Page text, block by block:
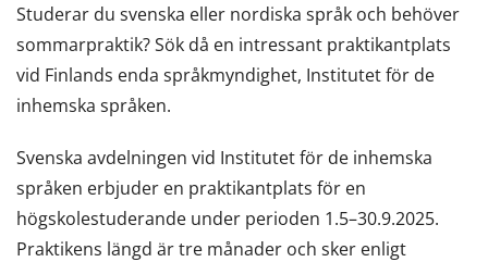
Studerar du svenska eller nordiska språk och behöver
sommarpraktik? Sök då en intressant praktikantplats
vid Finlands enda språkmyndighet, Institutet för de
inhemska språken.
Svenska avdelningen vid Institutet för de inhemska
språken erbjuder en praktikantplats för en
högskolestuderande under perioden 1.5–30.9.2025.
Praktikens längd är tre månader och sker enligt